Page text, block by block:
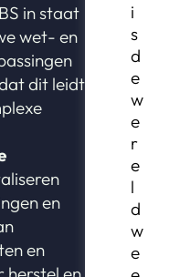
in staat
wet- en
dit leidt
en
en
i
s
d
e
w
e
r
e
l
d
w
e